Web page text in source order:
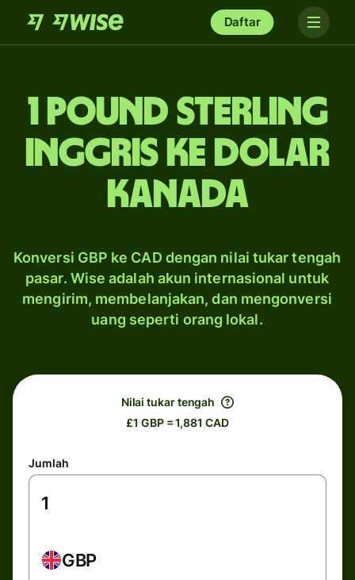
Daftar
1 pound sterling
Inggris ke dolar
Kanada
Konversi GBP ke CAD dengan nilai tukar tengah
pasar. Wise adalah akun internasional untuk
mengirim, membelanjakan, dan mengonversi
uang seperti orang lokal.
Nilai tukar tengah
£1 GBP = 1,881 CAD
Jumlah
GBP